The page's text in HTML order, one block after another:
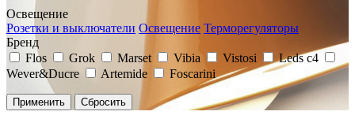
Освещение
Розетки и выключатели Освещение Терморегуляторы
Бренд
Flos
Grok Marset Vibia Vistosi
Leds c4
Wever&Ducre
Artemide Foscarini